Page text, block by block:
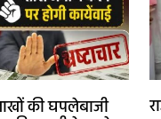
की घपलेबाजी